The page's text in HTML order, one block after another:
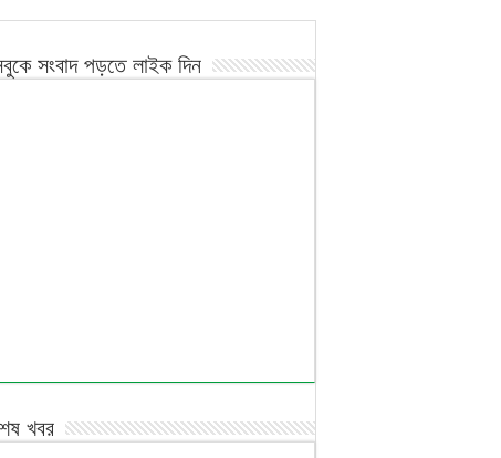
সংবাদ পড়তে লাইক দিন
খবর